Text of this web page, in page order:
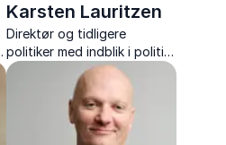
Karsten Lauritzen
Direktør og tidligere
politiker med indblik i politik,
reformer og samfundets
behov for at sænke
tempoet – med afsæt i
bogen Lad det gå langsomt.